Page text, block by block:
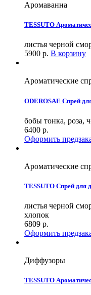
Аромаванна
TESSUTO
листья черной
5900 р. В корзину
Ароматические
ODEROSAE Спрей
бобы тонка, роза,
6400 р.
Оформить
Ароматические
TESSUTO Спрей для
листья черной
хлопок
6809 р.
Оформить
Диффузоры
TESSUTO